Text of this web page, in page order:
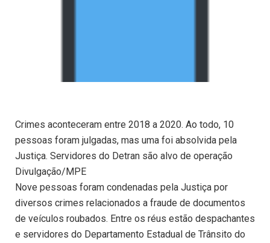
Crimes aconteceram entre 2018 a 2020. Ao todo, 10
pessoas foram julgadas, mas uma foi absolvida pela
Justiça. Servidores do Detran são alvo de operação
Divulgação/MPE
Nove pessoas foram condenadas pela Justiça por
diversos crimes relacionados a fraude de documentos
de veículos roubados. Entre os réus estão despachantes
e servidores do Departamento Estadual de Trânsito do